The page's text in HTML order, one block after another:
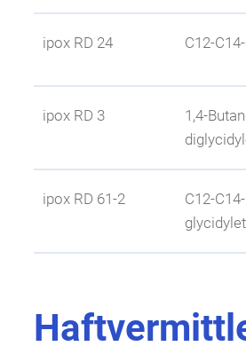
Tech. Spezificationen
Branche
Eigenschaften
Tech. Spezificationen
Branche
Eigenschaften
Tech. Spezificationen
ipox RD 24 C12-
Weitere Eigenschaften
Branche
Tech. Spezificationen
ipox RD 3
1,4-
Weitere Eigenschaften
Eigenschaften
ipox RD 61-2
C12-
Weitere Eigenschaften